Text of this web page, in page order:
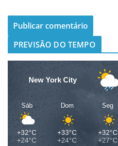
PREVISÃO DO TEMPO
New York City
Sáb
+32°C
+24°C
Dom
+33°C
+24°C
Seg
+32°C
+27°C